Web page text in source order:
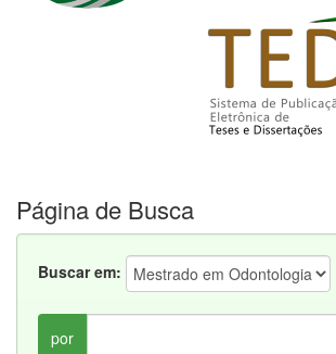
Página de Busca
Buscar em:
por